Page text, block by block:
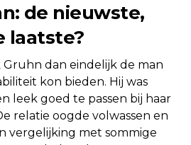
de nieuwste,
laatste?
dan eindelijk de man
kon bieden. Hij was
leek goed te passen bij haar
relatie oogde volwassen en
vergelijking met sommige